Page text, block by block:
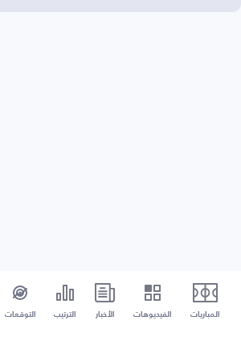
المباريات الفيديوهات الأخبار الترتيب التوقعات